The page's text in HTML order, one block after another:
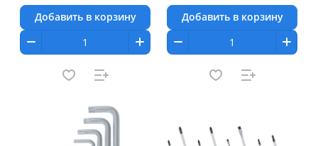
Добавить в корзину Добавить в корзину